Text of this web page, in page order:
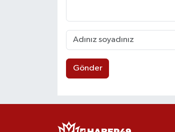
Gönder